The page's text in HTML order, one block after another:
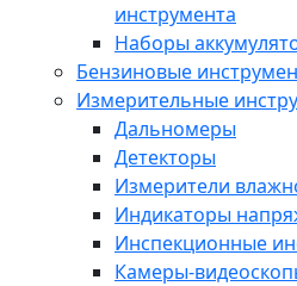
инструмента
Наборы
Бензиновые
Измерительные
Дальномеры
Детекторы
Измерители
Индикаторы
Инспекционные
Камеры-